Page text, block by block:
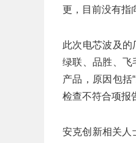
更，目前没有指
此次电芯波及的
绿联、品胜、飞
产品，原因包括
检查不符合项报
安克创新相关人